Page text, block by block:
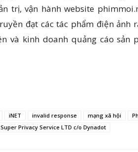
trị, vận hành website
đạt các tác phẩm điện ảnh
và kinh doanh quảng cáo sản
iNET invalid response mạng xã hội
Super Privacy Service LTD c/o Dynadot